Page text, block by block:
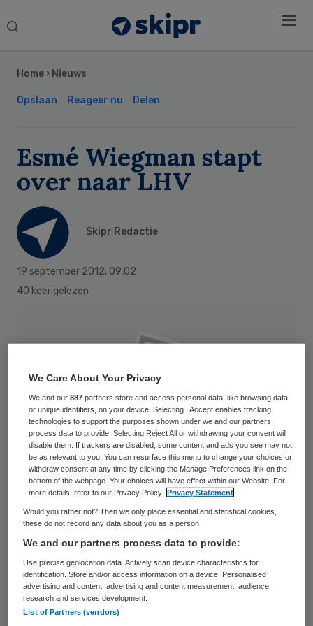
Search
Home › Nieuws
Opslaan Reageer nu Delen
Esmé Wiegman stapt
over naar LHV
Skipr Redactie
19 september 2012, 09:02
40 keer gelezen
Scheidend ChristenUnie-Kamerlid Esmé
Wiegman wordt regiomanager bij de
Landelijke Huisartsen Vereniging. Ze gaat
zich bezighouden met de regio Noord
Sidebar
We Care About Your Privacy
We and our887 partners store and access personal data, like browsing data
or unique identifiers, on your device. Selecting I Accept enables tracking
technologies to support the purposes shown under we and our partners
process data to provide. Selecting Reject All or withdrawing your consent will
disable them. If trackers are disabled, some content and ads you see may not
be as relevant to you. You can resurface this menu to change your choices or
withdraw consent at any time by clicking the Manage Preferences link on the
bottom of the webpage. Your choices will have effect within our Website. For
more details, refer to our Privacy Policy.
Privacy Statement
Would you rather not? Then we only place essential and statistical cookies,
these do not record any data about you as a person
We and our partners process data to provide:
Use precise geolocation data. Actively scan device characteristics for
identification. Store and/or access information on a device. Personalised
advertising and content, advertising and content measurement, audience
research and services development.
List of Partners (vendors)